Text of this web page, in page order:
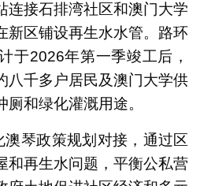
连接石排湾社区和澳门大学
新区铺设再生水水管。路环
于2026年第一季竣工后，
八千多户居民及澳门大学供
和绿化灌溉用途。
琴政策规划对接，通过区
和再生水问题，平衡公私营